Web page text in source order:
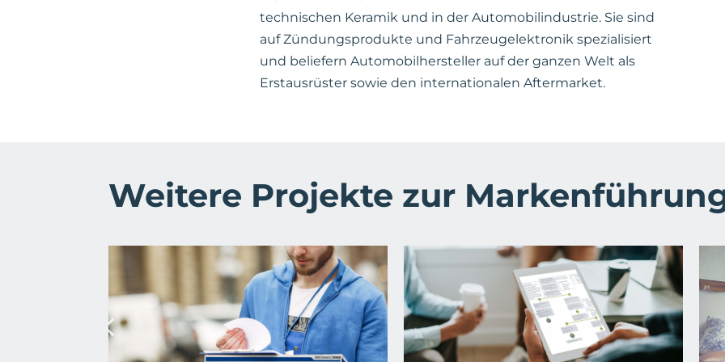
technischen Keramik und in der Automobilindustrie. Sie sind
auf Zündungsprodukte und Fahrzeugelektronik spezialisiert
und beliefern Automobilhersteller auf der ganzen Welt als
Erstausrüster sowie den internationalen Aftermarket.
Weitere Projekte zur
Brockhaus Heuer
Kampagne
Marketing Automation
Konzept für Lightway
GmbH